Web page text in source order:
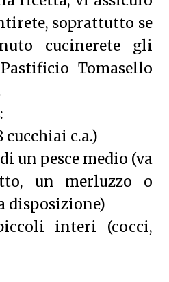
soprattutto se
cucinerete gli
Pastificio Tomasello
c.a.)
un pesce medio (va
un merluzzo o
disposizione)
interi (cocci,